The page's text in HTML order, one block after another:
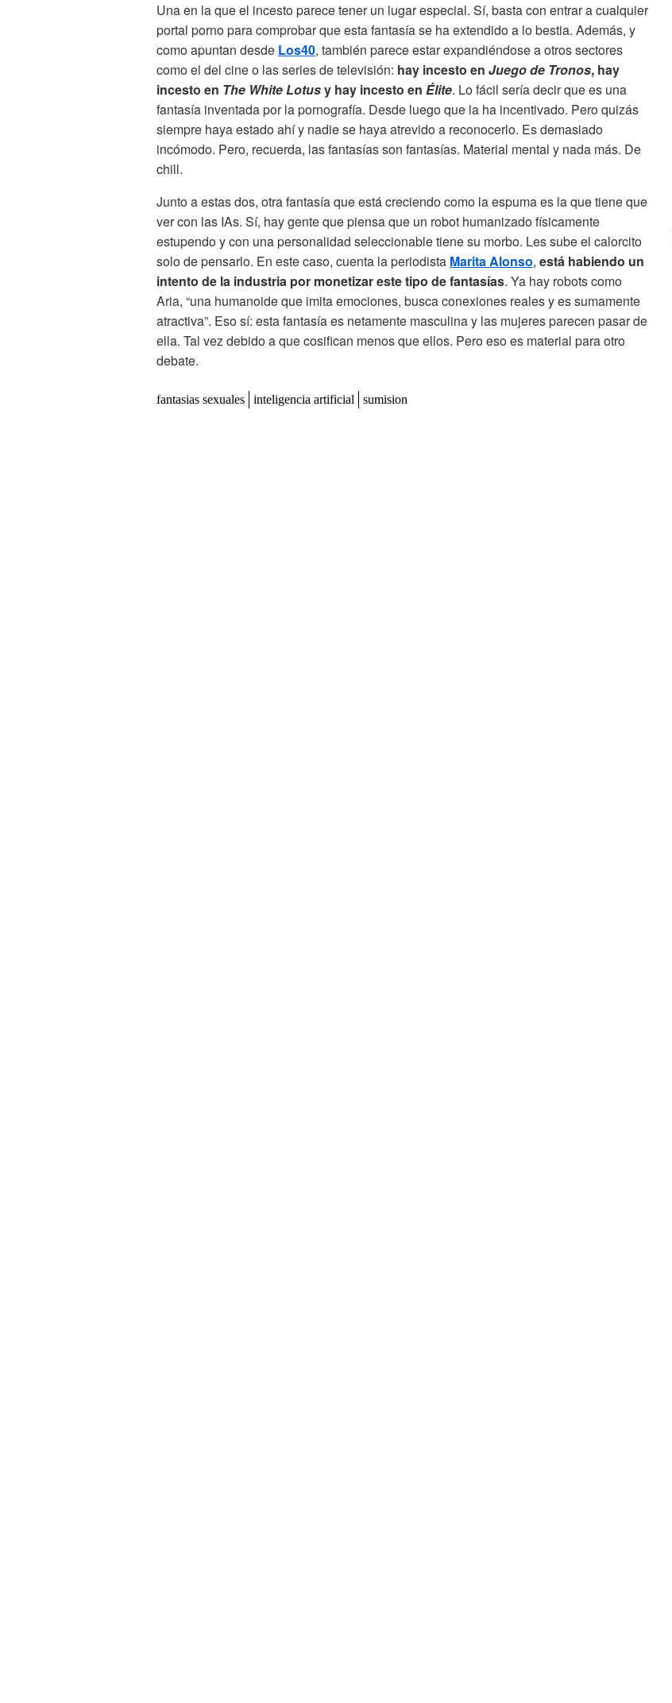
Una en la que el incesto parece tener un lugar especial. Sí, basta con entrar a cualquier
portal porno para comprobar que esta fantasía se ha extendido a lo bestia. Además, y
como apuntan desde Los40, también parece estar expandiéndose a otros sectores
como el del cine o las series de televisión: hay incesto en Juego de Tronos, hay
incesto en The White Lotusy hay incesto en Élite. Lo fácil sería decir que es una
fantasía inventada por la pornografía. Desde luego que la ha incentivado. Pero quizás
siempre haya estado ahí y nadie se haya atrevido a reconocerlo. Es demasiado
incómodo. Pero, recuerda, las fantasías son fantasías. Material mental y nada más. De
chill.
Junto a estas dos, otra fantasía que está creciendo como la espuma es la que tiene que
ver con las IAs. Sí, hay gente que piensa que un robot humanizado físicamente
estupendo y con una personalidad seleccionable tiene su morbo. Les sube el calorcito
solo de pensarlo. En este caso, cuenta la periodista Marita Alonso, está habiendo un
intento de la industria por monetizar este tipo de fantasías. Ya hay robots como
Aria, “una humanoide que imita emociones, busca conexiones reales y es sumamente
atractiva”. Eso sí: esta fantasía es netamente masculina y las mujeres parecen pasar de
ella. Tal vez debido a que cosifican menos que ellos. Pero eso es material para otro
debate.
fantasias sexuales inteligencia artificial sumision